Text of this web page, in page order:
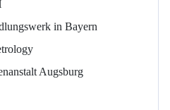
in Bayern
Augsburg